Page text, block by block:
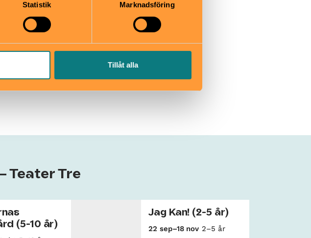
Statistik Marknadsföring
Tillåt alla
00 60
Teater Tre
(5-10 år)
Jag Kan! (2-5 år)
22 sep–18 nov 2–5 år